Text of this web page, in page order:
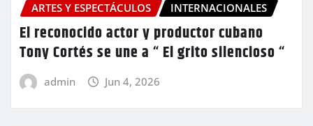
ARTES Y ESPECTÁCULOS INTERNACIONALES
El reconocido actor y productor cubano
Tony Cortés se une a “ El grito silencioso “
admin Jun 4, 2026